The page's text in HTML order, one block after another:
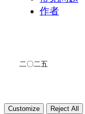
作者
二〇二五
Customize Reject All